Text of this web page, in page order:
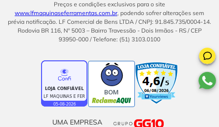
Preços e condições exclusivos para o site
www.lfmaquinaseferramentas.com.br, podendo sofrer alterações sem
prévia notificação. LF Comercial de Bens LTDA / CNPJ: 91.845.735/0004-14.
Rodovia BR 116, Nº 5003 – Bairro Travessão - Dois Irmãos - RS / CEP
93950-000 / Telefone: (51) 3103.0100
BOM
UMA EMPRESA